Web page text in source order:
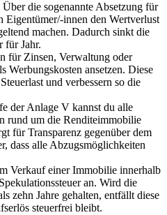
Über die sogenannte Absetzung für
innen den Wertverlust
machen. Dadurch sinkt die
für Jahr.
für Zinsen, Verwaltung oder
Werbungskosten ansetzen. Diese
und verbessern so die
der Anlage V kannst du alle
rund um die Renditeimmobilie
für Transparenz gegenüber dem
dass alle Abzugsmöglichkeiten
Verkauf einer Immobilie innerhalb
an. Wird die
zehn Jahre gehalten, entfällt diese
steuerfrei bleibt.